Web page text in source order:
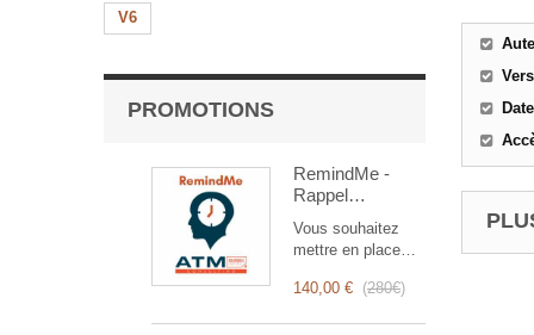
V6
PROMOTIONS
RemindMe -
Rappel
(mail,
événement,
notification)
Vous souhaitez
mettre en place
automatiques ?
140,00 € (280€)